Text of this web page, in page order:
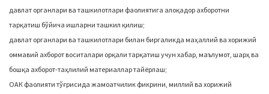
давлат органлари ва ташкилотлари фаолиятига алоқадор ахборотни
тарқатиш бўйича ишларни ташкил қилиш;
давлат органлари ва ташкилотлари билан биргаликда маҳаллий ва хорижий
оммавий ахборот воситалари орқали тарқатиш учун хабар, маълумот, шарҳ ва
бошқа ахборот-таҳлилий материаллар тайёрлаш;
ОАК фаолияти тўғрисида жамоатчилик фикрини, миллий ва хорижий